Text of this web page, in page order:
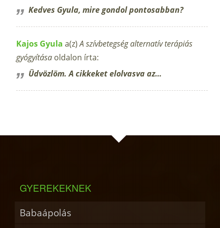
Kedves Gyula, mire gondol pontosabban?
Kajos Gyula a(z)A szívbetegség alternatív terápiás
gyógyítása oldalon írta:
Üdvözlöm. A cikkeket elolvasva az…
GYEREKEKNEK
Babaápolás